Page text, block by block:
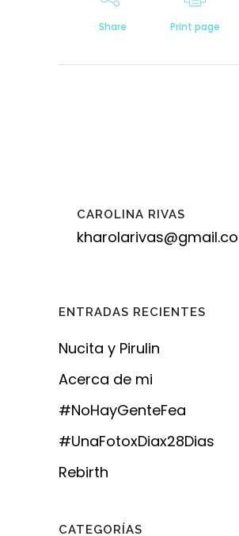
Share Print page
CAROLINA RIVAS
ENTRADAS RECIENTES
Nucita y Pirulin
Acerca de mi
#NoHayGenteFea
#UnaFotoxDiax28Dias
Rebirth
CATEGORÍAS